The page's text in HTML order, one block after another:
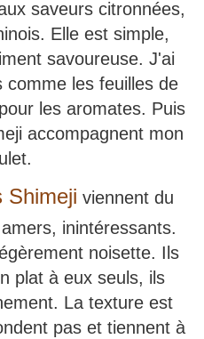
saveurs citronnées,
Elle est simple,
savoureuse. J'ai
comme les feuilles de
les aromates. Puis
accompagnent mon
Shimeji viennent du
inintéressants.
noisette. Ils
plat à eux seuls, ils
La texture est
pas et tiennent à